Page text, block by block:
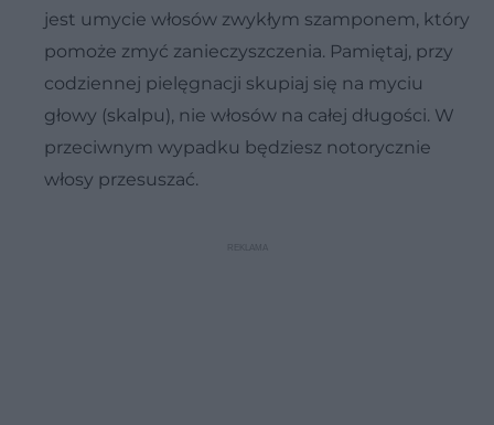
jest umycie włosów zwykłym szamponem, który
pomoże zmyć zanieczyszczenia. Pamiętaj, przy
codziennej pielęgnacji skupiaj się na myciu
głowy (skalpu), nie włosów na całej długości. W
przeciwnym wypadku będziesz notorycznie
włosy przesuszać.